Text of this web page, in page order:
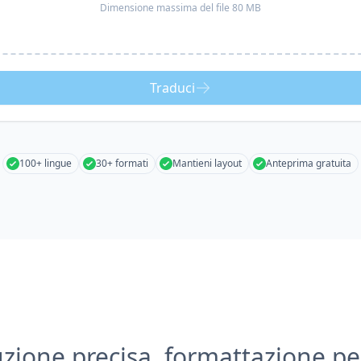
Dimensione massima del file 80 MB
Traduci
100+ lingue 30+ formati Mantieni layout Anteprima gratuita